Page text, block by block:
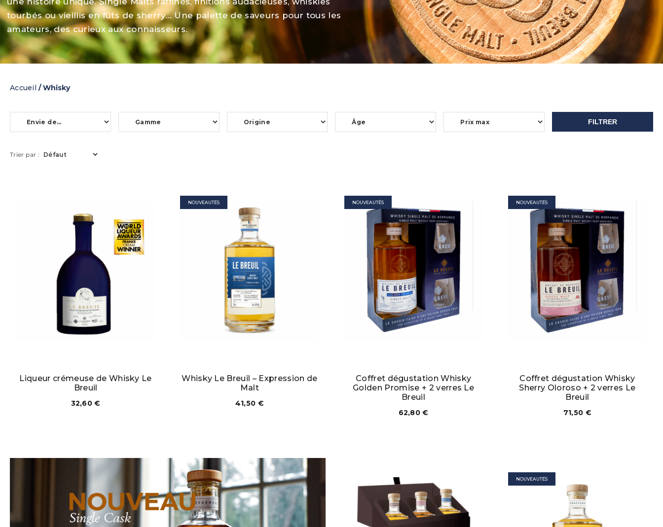
tourbés ou vieillis en fûts de sherry… Une palette de saveurs pour tous les
amateurs, des curieux aux connaisseurs.
Accueil / Whisky
FILTRER
Trier par :
Liqueur crémeuse de Whisky Le
Breuil
32,60€
NOUVEAUTÉS
Whisky Le Breuil – Expression de
Malt
41,50 €
NOUVEAUTÉS
Coffret dégustation Whisky
Golden Promise + 2 verres Le
Breuil
62,80€
NOUVEAUTÉS
Coffret dégustation Whisky
Sherry Oloroso + 2 verres Le
Breuil
71,50 €
NOUVEAUTÉS